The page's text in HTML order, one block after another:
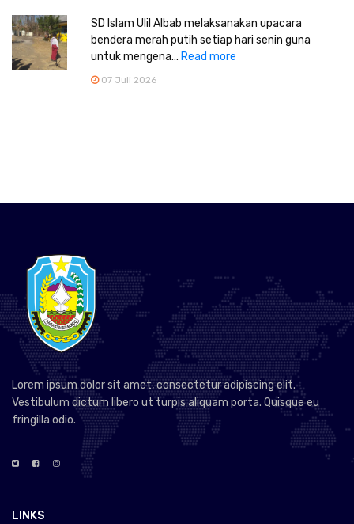
SD Islam Ulil Albab melaksanakan upacara
bendera merah putih setiap hari senin guna
untuk mengena... Read more
07 Juli 2026
Lorem ipsum dolor sit amet, consectetur adipiscing elit.
Vestibulum dictum libero ut turpis aliquam porta. Quisque eu
fringilla odio.
LINKS